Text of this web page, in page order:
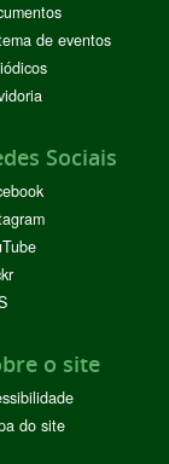
de eventos
Sociais
o site
do site